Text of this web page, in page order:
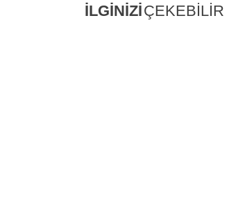
İLGİNİZİÇEKEBİLİR